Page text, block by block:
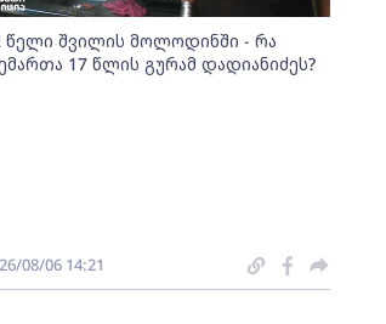
წელი შვილის მოლოდინში - რა
17 წლის გურამ დადიანიძეს?
08/06 14:21